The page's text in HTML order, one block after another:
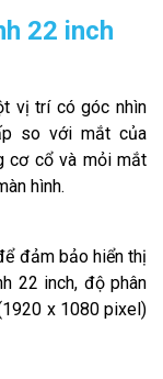
22 inch
vị trí có góc nhìn
so với mắt của
cơ cổ và mỏi mắt
hình.
đảm bảo hiển thị
22 inch, độ phân
x 1080 pixel)